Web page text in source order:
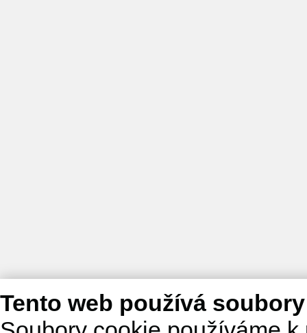
Tento web používá